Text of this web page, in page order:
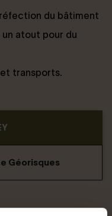
du bâtiment
atout pour du
transports.
Géorisques